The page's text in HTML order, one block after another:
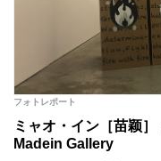
フォトレポート
ミャオ・イン［苗颖
Madein Gallery